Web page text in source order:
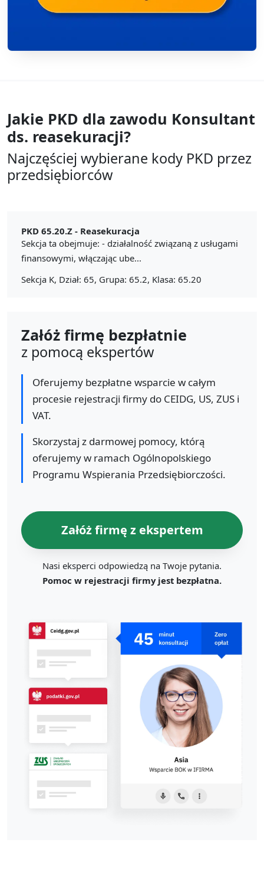
Jakie PKD dla zawodu Konsultant
ds. reasekuracji?
Najczęściej wybierane kody PKD przez
przedsiębiorców
PKD 65.20.Z - Reasekuracja
Sekcja ta obejmuje: - działalność związaną z usługami
finansowymi, włączając ube...
Sekcja K, Dział: 65, Grupa: 65.2, Klasa: 65.20
Załóż firmę bezpłatnie
z pomocą ekspertów
Oferujemy bezpłatne wsparcie w całym
procesie rejestracji firmy do CEIDG, US, ZUS i
VAT.
Skorzystaj z darmowej pomocy, którą
oferujemy w ramach Ogólnopolskiego
Programu Wspierania Przedsiębiorczości.
Załóż firmę z ekspertem
Nasi eksperci odpowiedzą na Twoje pytania.
Pomoc w rejestracji firmy jest bezpłatna.